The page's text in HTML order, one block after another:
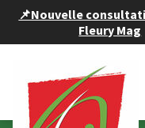
📌Nouvelle
Fleury Mag
Panneau de gestion des